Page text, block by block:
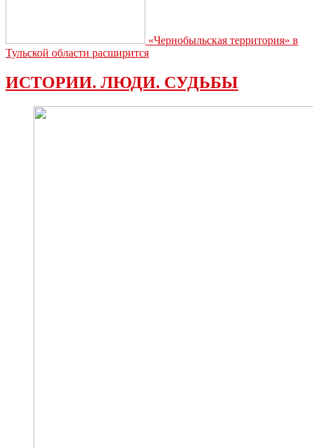
«Чернобыльская территория» в
Тульской области расширится
ИСТОРИИ. ЛЮДИ. СУДЬБЫ